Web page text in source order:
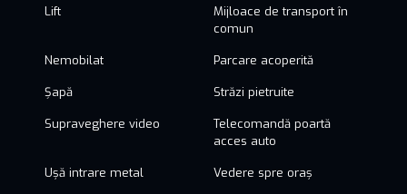
Lift
Mijloace de transport în
comun
Nemobilat Parcare acoperită
Șapă Străzi pietruite
Supraveghere video
Telecomandă poartă
acces auto
Ușă intrare metal Vedere spre oraș